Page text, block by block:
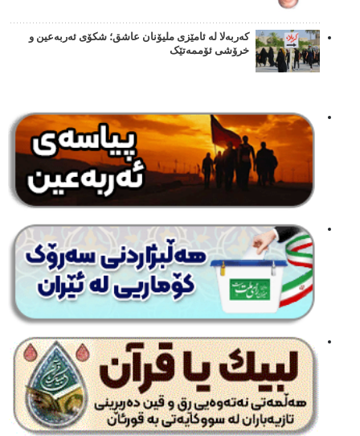
کەربەلا لە ئامێزی ملیۆنان عاشق؛ شکۆی ئەربەعین و
خرۆشی ئۆممەتێک